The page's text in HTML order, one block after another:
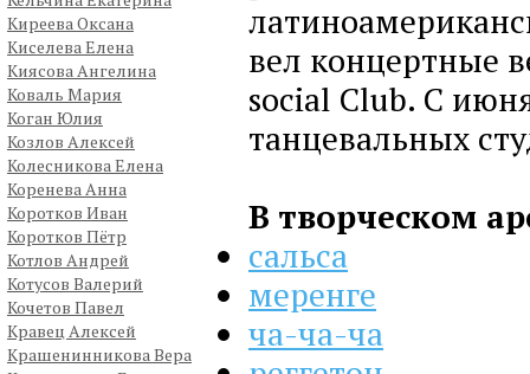
Киреева Оксана
Киселева Елена
Киясова Ангелина
Коваль Мария
Коган Юлия
Козлов Алексей
Колесникова Елена
Коренева Анна
Коротков Иван
Коротков Пётр
Котлов Андрей
Котусов Валерий
Кочетов Павел
Кравец Алексей
Крашенинникова Вера
вел концертные
social Club. С
танцевальных
В творческом
сальса
меренге
ча-ча-ча